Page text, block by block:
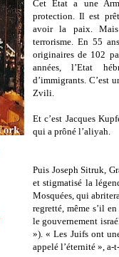
Cet Etat a une
protection. Il est
avoir la paix.
terrorisme. En 55
originaires de 102
années, l’Etat
d’immigrants. C’est
Zvili.
Et c’est Jacques
qui a prôné l’aliyah.
Puis Joseph Sitruk,
et stigmatisé la
Mosquées, qui
regretté, même s’il
le gouvernement
»). « Les Juifs ont
appelé l’éternité »,